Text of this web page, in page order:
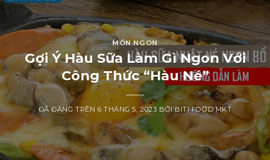
MÓN NGON
Gợi Ý Hàu Sữa Làm Gì Ngon Với
Công Thức “Hàu Né”
ĐÃ ĐĂNG TRÊN 6 THÁNG 5, 2023 BỞIBITI FOOD MKT